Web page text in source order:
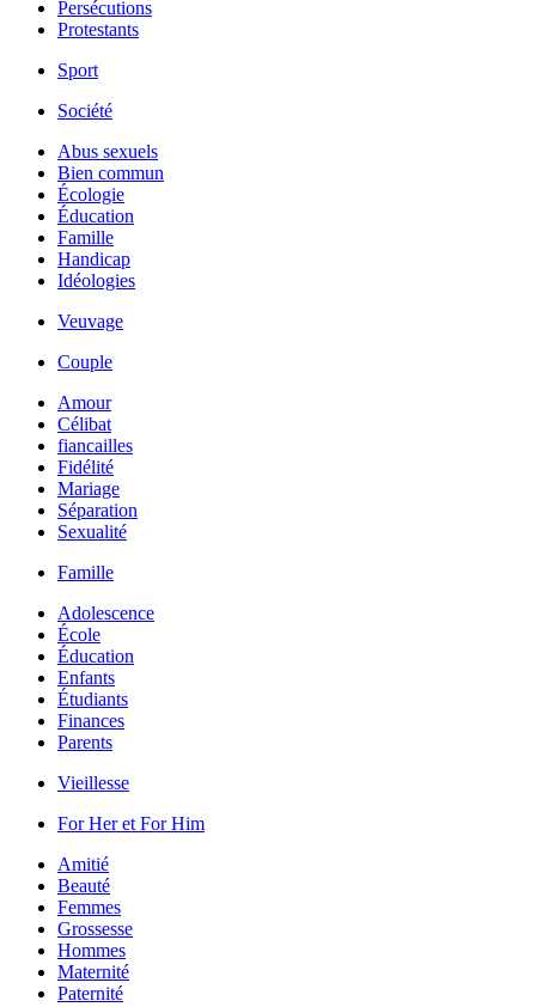
Persécutions
Protestants
Sport
Société
Abus sexuels
Bien commun
Écologie
Éducation
Famille
Handicap
Idéologies
Veuvage
Couple
Amour
Célibat
fiancailles
Fidélité
Mariage
Séparation
Sexualité
Famille
Adolescence
École
Éducation
Enfants
Étudiants
Finances
Parents
Vieillesse
For Her et For Him
Amitié
Beauté
Femmes
Grossesse
Hommes
Maternité
Paternité